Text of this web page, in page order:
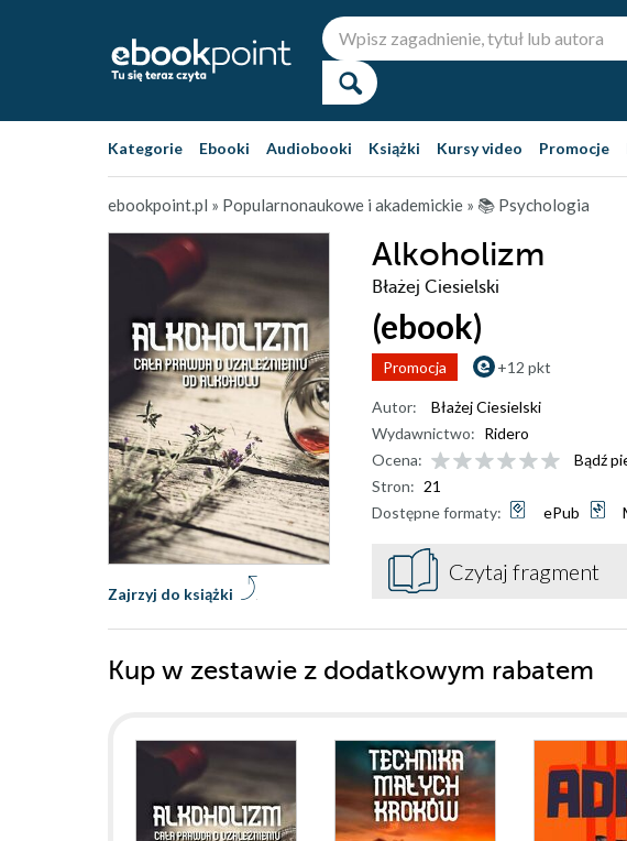
Kategorie Ebooki Audiobooki Książki Kursy video Promocje
ebookpoint.pl » Popularnonaukowe i akademickie » 📚 Psychologia
Alkoholizm
Błażej Ciesielski
(ebook)
Promocja +12 pkt
Zajrzyj do książki
Autor:
Błażej Ciesielski
Wydawnictwo: Ridero
Ocena:
Bądź
Stron: 21
Dostępne formaty:
ePub
Czytaj fragment
Kup w zestawie z dodatkowym rabatem